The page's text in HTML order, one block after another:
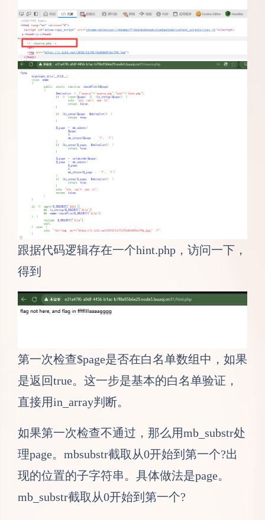
跟据代码逻辑存在一个hint.php，访问一下，
得到
第一次检查$page是否在白名单数组中，如果
是返回true。这一步是基本的白名单验证，
直接用in_array判断。
如果第一次检查不通过，那么用mb_substr处
理page。mbsubstr截取从0开始到第一个?出
现的位置的子字符串。具体做法是page。
mb_substr截取从0开始到第一个?